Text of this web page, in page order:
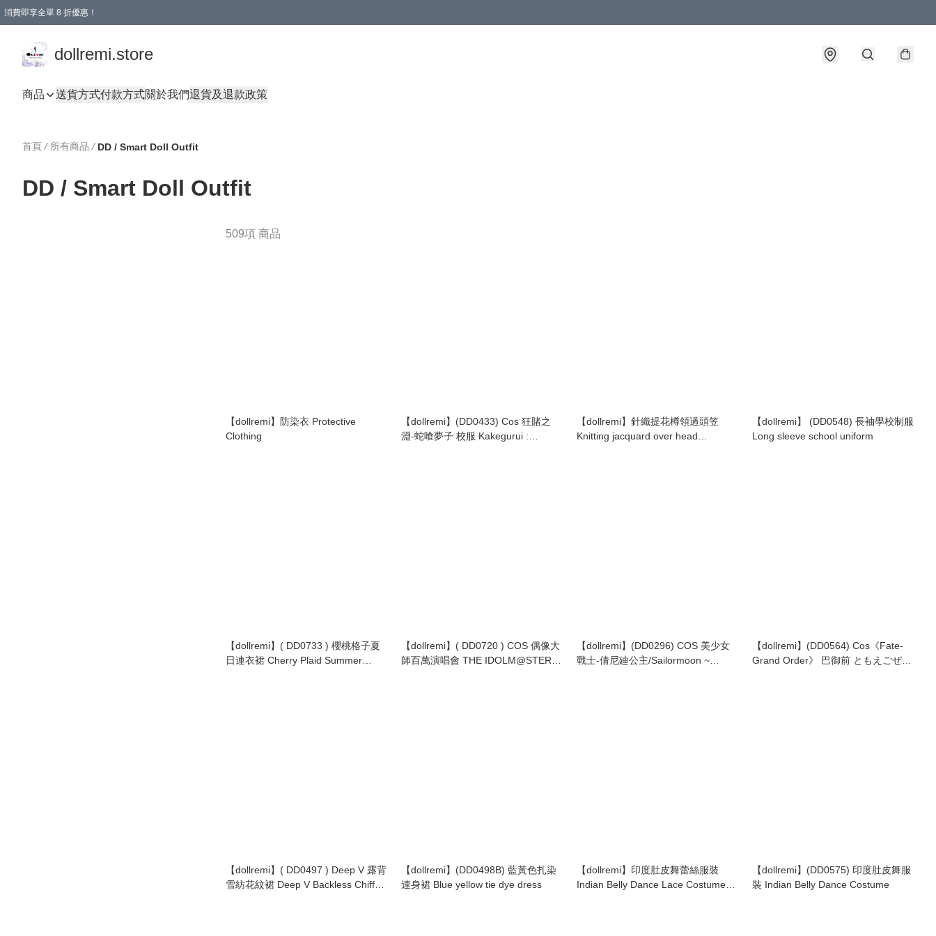
消費即享全單 8 折優惠！
dollremi.store
商品 送貨方式付款方式關於我們退貨及退款政策
首頁 / 所有商品 / DD / Smart Doll Outfit
DD / Smart Doll Outfit
509項 商品
【dollremi】防染衣 Protective
Clothing
【dollremi】(DD0433) Cos 狂賭之
淵-蛇喰夢子 校服 Kakegurui :
【dollremi】針織提花樽領過頭笠
Knitting jacquard over head
【dollremi】 (DD0548) 長袖學校制服
Long sleeve school uniform
【dollremi】( DD0733 ) 櫻桃格子夏
日連衣裙 Cherry Plaid Summer
【dollremi】( DD0720 ) COS 偶像大
師百萬演唱會 THE IDOLM@STER
【dollremi】(DD0296) COS 美少女
戰士-倩尼廸公主/Sailormoon ~
【dollremi】(DD0564) Cos《Fate-
Grand Order》 巴御前 ともえごぜん
【dollremi】( DD0497 ) Deep V 露背
雪紡花紋裙 Deep V Backless Chiffon
【dollremi】(DD0498B) 藍黃色扎染
連身裙 Blue yellow tie dye dress
【dollremi】印度肚皮舞蕾絲服裝
Indian Belly Dance Lace Costume
【dollremi】(DD0575) 印度肚皮舞服
裝 Indian Belly Dance Costume